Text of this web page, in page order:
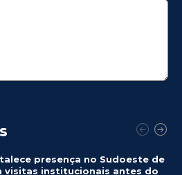
presença no Sudoeste de
visitas institucionais antes do